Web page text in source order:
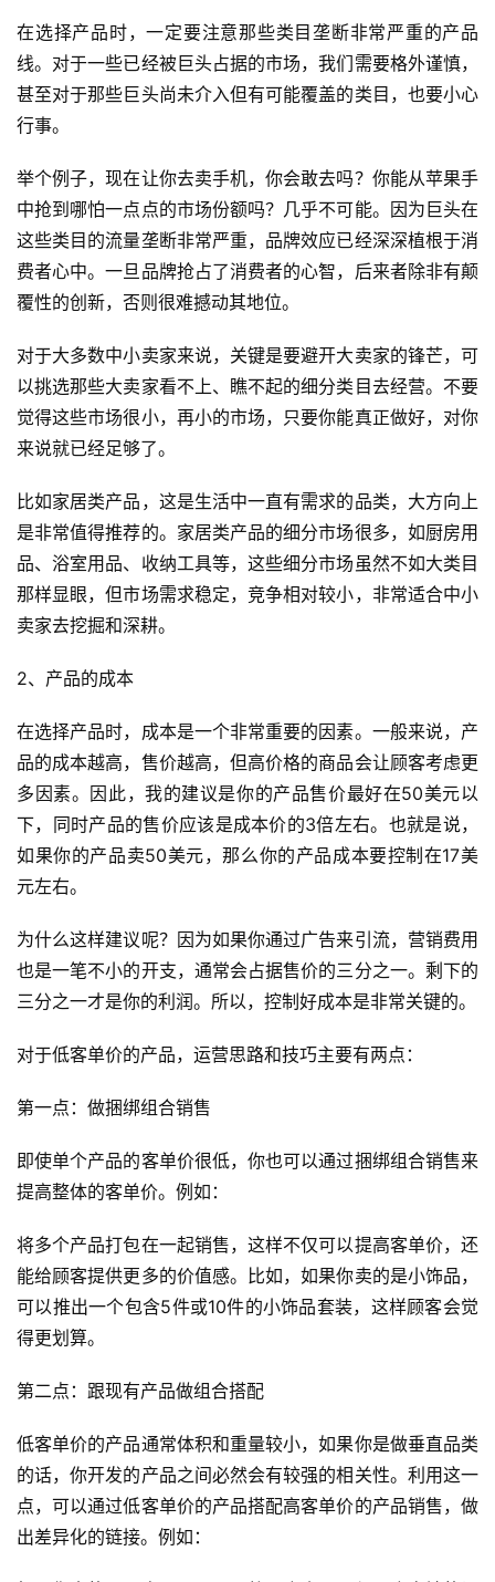
在选择产品时，一定要注意那些类目垄断非常严重的产品
线。对于一些已经被巨头占据的市场，我们需要格外谨慎，
甚至对于那些巨头尚未介入但有可能覆盖的类目，也要小心
行事。
举个例子，现在让你去卖手机，你会敢去吗？你能从苹果手
中抢到哪怕一点点的市场份额吗？几乎不可能。因为巨头在
这些类目的流量垄断非常严重，品牌效应已经深深植根于消
费者心中。一旦品牌抢占了消费者的心智，后来者除非有颠
覆性的创新，否则很难撼动其地位。
对于大多数中小卖家来说，关键是要避开大卖家的锋芒，可
以挑选那些大卖家看不上、瞧不起的细分类目去经营。不要
觉得这些市场很小，再小的市场，只要你能真正做好，对你
来说就已经足够了。
比如家居类产品，这是生活中一直有需求的品类，大方向上
是非常值得推荐的。家居类产品的细分市场很多，如厨房用
品、浴室用品、收纳工具等，这些细分市场虽然不如大类目
那样显眼，但市场需求稳定，竞争相对较小，非常适合中小
卖家去挖掘和深耕。
2、产品的成本
在选择产品时，成本是一个非常重要的因素。一般来说，产
品的成本越高，售价越高，但高价格的商品会让顾客考虑更
多因素。因此，我的建议是你的产品售价最好在50美元以
下，同时产品的售价应该是成本价的3倍左右。也就是说，
如果你的产品卖50美元，那么你的产品成本要控制在17美
元左右。
为什么这样建议呢？因为如果你通过广告来引流，营销费用
也是一笔不小的开支，通常会占据售价的三分之一。剩下的
三分之一才是你的利润。所以，控制好成本是非常关键的。
对于低客单价的产品，运营思路和技巧主要有两点：
第一点：做捆绑组合销售
即使单个产品的客单价很低，你也可以通过捆绑组合销售来
提高整体的客单价。例如：
将多个产品打包在一起销售，这样不仅可以提高客单价，还
能给顾客提供更多的价值感。比如，如果你卖的是小饰品，
可以推出一个包含5件或10件的小饰品套装，这样顾客会觉
得更划算。
第二点：跟现有产品做组合搭配
低客单价的产品通常体积和重量较小，如果你是做垂直品类
的话，你开发的产品之间必然会有较强的相关性。利用这一
点，可以通过低客单价的产品搭配高客单价的产品销售，做
出差异化的链接。例如：